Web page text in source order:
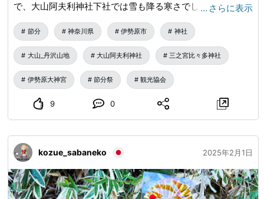
で、大山阿夫利神社下社では雪も降る寒さでしたが、多くの
参拝者で賑わいました。 恒例の豆まきでは、皆様「福は
内、鬼は外！」の掛け声とともに、鬼を追い払い、福✨を呼
び込むことができたでしょう。 また、小判と交換できるく
じ引き等も行われ、素敵な景品が当たることもあり、大変活
気がありました！
… さらに表示
節分 神奈川県 伊勢原市 神社
大山_丹沢山地 大山阿夫利神社 三之宮比々多神社
伊勢原大神宮 節分祭 観光協会
9 0
kozue_sabaneko 2025年2月1日